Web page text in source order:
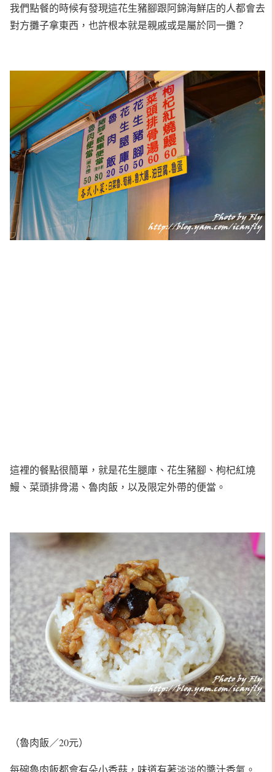
我們點餐的時候有發現這花生豬腳跟阿錦海鮮店的人都會去
對方攤子拿東西，也許根本就是親戚或是屬於同一攤？
這裡的餐點很簡單，就是花生腿庫、花生豬腳、枸杞紅燒
鰻、菜頭排骨湯、魯肉飯，以及限定外帶的便當。
（魯肉飯／20元）
每碗魯肉飯都會有朵小香菇，味道有著淡淡的醬汁香氣。